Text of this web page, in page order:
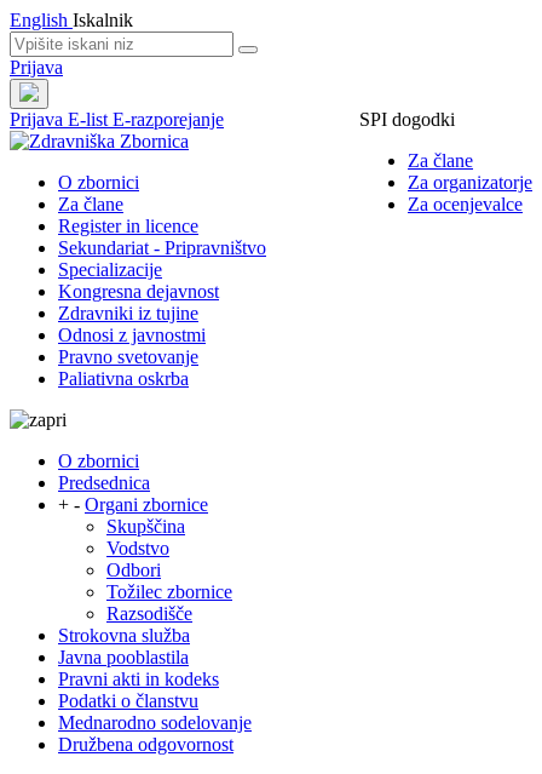
English Iskalnik
Prijava
Prijava
SPI dogodki
Za člane
Za organizatorje
Za ocenjevalce
E-list E-razporejanje
O zbornici
Za člane
Register in licence
Sekundariat - Pripravništvo
Specializacije
Kongresna dejavnost
Zdravniki iz tujine
Odnosi z javnostmi
Pravno svetovanje
Paliativna oskrba
O zbornici
Predsednica
+ - Organi zbornice
Skupščina
Vodstvo
Odbori
Tožilec zbornice
Razsodišče
Strokovna služba
Javna pooblastila
Pravni akti in kodeks
Podatki o članstvu
Mednarodno sodelovanje
Družbena odgovornost